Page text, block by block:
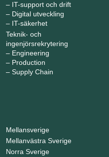
– IT-support och drift
– Digital utveckling
– IT-säkerhet
Teknik- och
ingenjörsrekrytering
– Engineering
– Production
– Supply Chain
Mellansverige
Mellanvästra Sverige
Norra Sverige